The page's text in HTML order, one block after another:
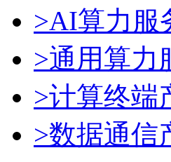
>AI算力服
>通用算力
>计算终端
>数据通信